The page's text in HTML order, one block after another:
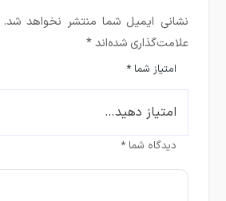
نشانی ایمیل شما منتشر نخواهد شد.
علامت‌گذاری شده‌اند*
امتیاز شما*
دیدگاه شما*